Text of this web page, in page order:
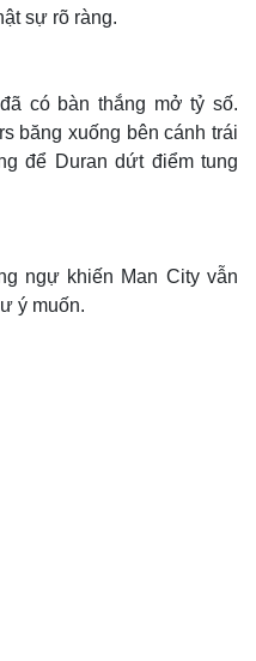
sự rõ ràng.
có bàn thắng mở tỷ số.
băng xuống bên cánh trái
để Duran dứt điểm tung
ngự khiến Man City vẫn
ý muốn.